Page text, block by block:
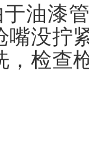
油漆
嘴没拧
，检查